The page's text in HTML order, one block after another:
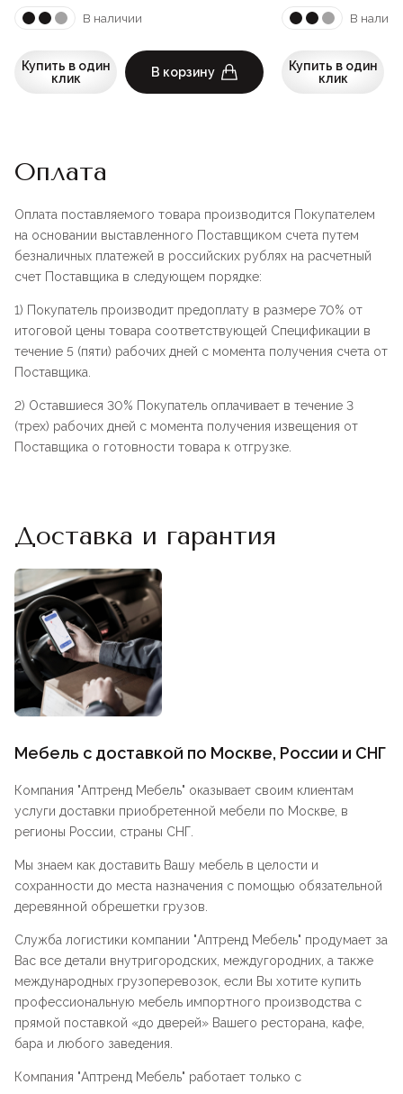
В наличии
Купить в один
клик
В корзину
В
Купить в один
клик
Оплата
Оплата поставляемого товара производится Покупателем
на основании выставленного Поставщиком счета путем
безналичных платежей в российских рублях на расчетный
счет Поставщика в следующем порядке:
1) Покупатель производит предоплату в размере 70% от
итоговой цены товара соответствующей Спецификации в
течение 5 (пяти) рабочих дней с момента получения счета от
Поставщика.
2) Оставшиеся 30% Покупатель оплачивает в течение 3
(трех) рабочих дней с момента получения извещения от
Поставщика о готовности товара к отгрузке.
Доставка и гарантия
Мебель с доставкой по Москве, России и СНГ
Компания "Аптренд Мебель" оказывает своим клиентам
услуги доставки приобретенной мебели по Москве, в
регионы России, страны СНГ.
Мы знаем как доставить Вашу мебель в целости и
сохранности до места назначения с помощью обязательной
деревянной обрешетки грузов.
Служба логистики компании "Аптренд Мебель" продумает за
Вас все детали внутригородских, междугородних, а также
международных грузоперевозок, если Вы хотите купить
профессиональную мебель импортного производства с
прямой поставкой «до дверей» Вашего ресторана, кафе,
бара и любого заведения.
Компания "Аптренд Мебель" работает только с